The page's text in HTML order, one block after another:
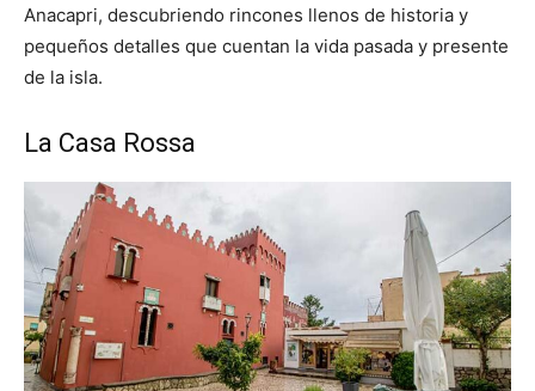
Anacapri, descubriendo rincones llenos de historia y
pequeños detalles que cuentan la vida pasada y presente
de la isla.
La Casa Rossa